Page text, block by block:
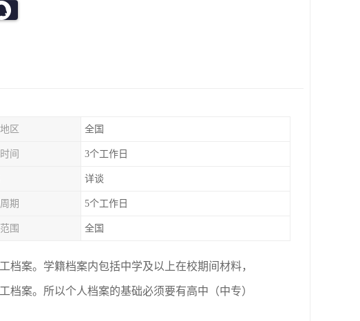
区 全国
间 3个工作日
详谈
期 5个工作日
围 全国
案。学籍档案内包括中学及以上在校期间材料，
案。所以个人档案的基础必须要有高中（中专）